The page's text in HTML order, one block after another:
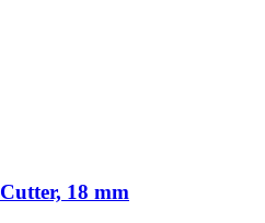
Cutter, 18 mm